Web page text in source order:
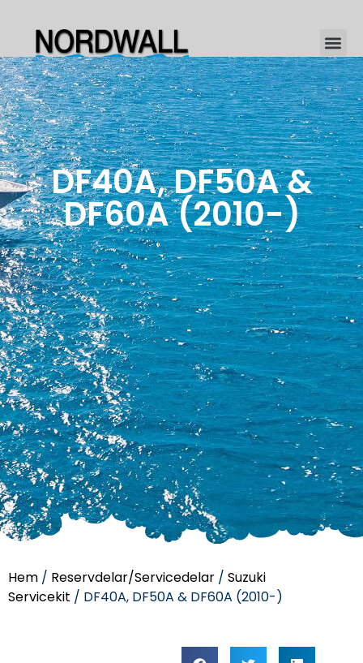
DF40A, DF50A &
DF60A (2010-)
Hem / Reservdelar/Servicedelar / Suzuki
Servicekit / DF40A, DF50A & DF60A (2010-)